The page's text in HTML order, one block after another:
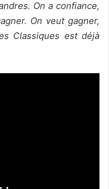
On a confiance,
On veut gagner,
Classiques est déjà